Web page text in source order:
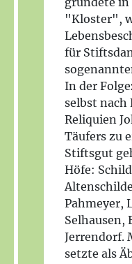
"Kloster",
für
In der
selbst nach
Reliquien
Täufers zu
Stiftsgut
Höfe:
Pahmeyer,
Selhausen,
Jerrendorf.
setzte als